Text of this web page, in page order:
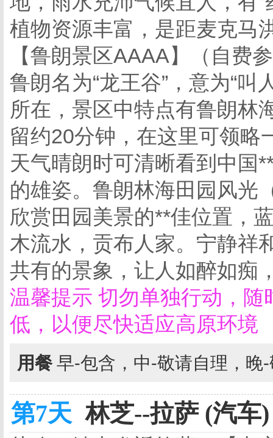
植物资源丰富，是距麦克马
【鲁朗景区AAAA】（自费
鲁朗名为“龙王谷”，意为“
所在，景区中特点有鲁朗林
留约20分钟，在这里可领略
天气晴朗时可清晰看到中国
的雄姿。鲁朗林海田园风光
欣赏田园美景的**佳位置，
木流水，贡布人家。宁静祥
共有的景象，让人如醉如痴
温馨提示 切勿单独行动，
低，以便尽快适应高原环境
用餐 早-包含，中-敬请自理，晚
第7天 林芝--拉萨 (汽车)